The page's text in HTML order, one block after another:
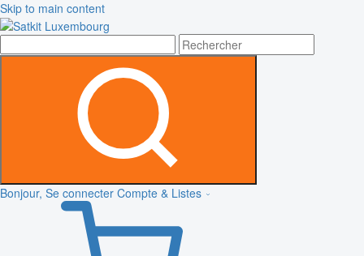
Skip to main content
Bonjour, Se connecter Compte & Listes